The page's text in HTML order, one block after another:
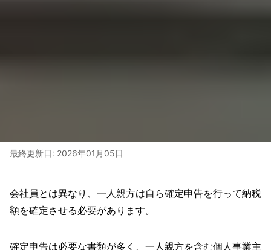
最終更新日: 2026年01月05日
会社員とは異なり、一人親方は自ら確定申告を行って納税
額を確定させる必要があります。
確定申告は必要な書類が多く、一人親方を含む個人事業主